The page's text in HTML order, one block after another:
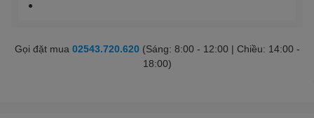
Gọi đặt mua 02543.720.620(Sáng: 8:00 - 12:00 | Chiều: 14:00 -
18:00)